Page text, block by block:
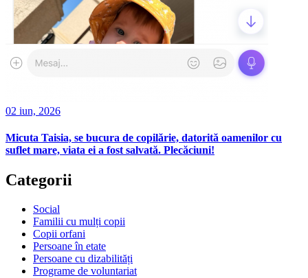
02 iun, 2026
Micuta Taisia, se bucura de copilărie, datorită oamenilor cu
suflet mare, viata ei a fost salvată. Plecăciuni!
Categorii
Social
Familii cu mulți copii
Copii orfani
Persoane în etate
Persoane cu dizabilități
Programe de voluntariat